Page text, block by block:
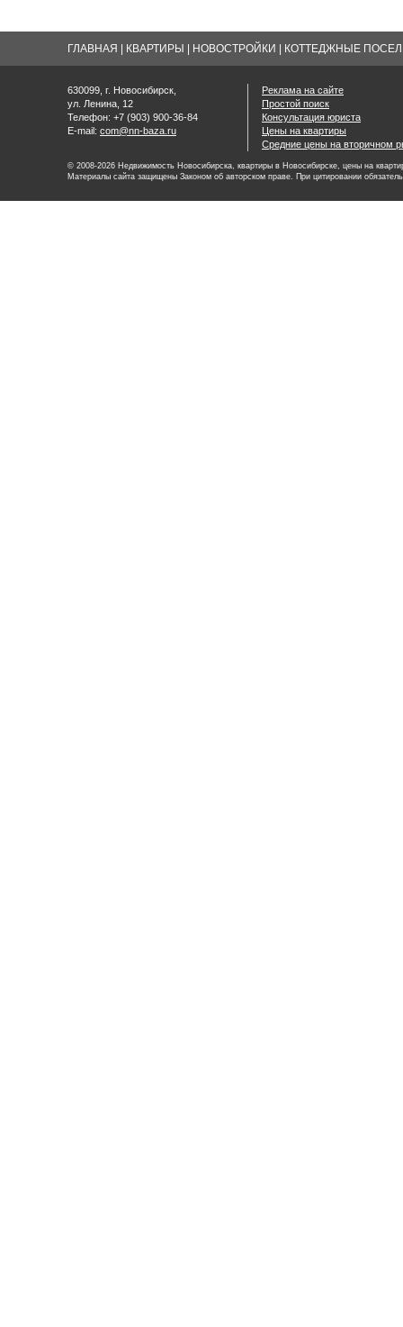
ГЛАВНАЯ КВАРТИРЫ НОВОСТРОЙКИ КОТТЕДЖНЫЕ
630099, г. Новосибирск,
ул. Ленина, 12
Телефон: +7 (903) 900-36-84
E-mail: com@nn-baza.ru
Реклама на сайте
Простой поиск
Консультация юриста
Цены на квартиры
Средние цены на вторичном
© 2008-2026 Недвижимость Новосибирска, квартиры в Новосибирске, цены на
Материалы сайта защищены Законом об авторском праве. При цитировании